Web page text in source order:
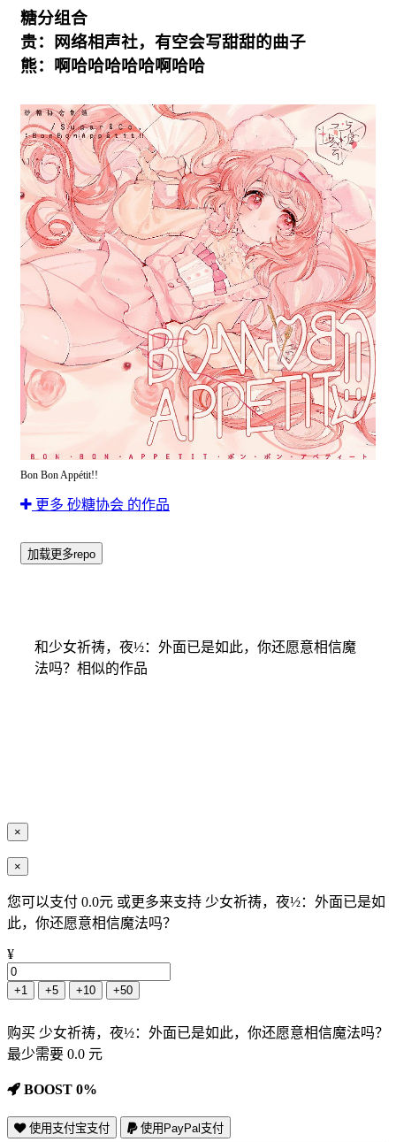
糖分组合
贵：网络相声社，有空会写甜甜的曲子
熊：啊哈哈哈哈哈啊哈哈
Bon Bon Appétit!!
更多 砂糖协会 的作品
加载更多repo
和少女祈祷，夜½：外面已是如此，你还愿意相信魔
法吗？相似的作品
×
×
您可以支付 0.0元 或更多来支持 少女祈祷，夜½：外面已是如
此，你还愿意相信魔法吗？
¥
+1 +5 +10 +50
购买 少女祈祷，夜½：外面已是如此，你还愿意相信魔法吗？
最少需要 0.0 元
BOOST 0%
使用支付宝支付 使用PayPal支付